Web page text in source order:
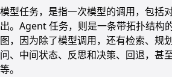
模型任务，是指一次模型的调用，包括
出。Agent 任务，则是一条带拓扑结构
图，因为除了模型调用，还有检索、规
问、中间状态、反思和决策、回退，甚
等。